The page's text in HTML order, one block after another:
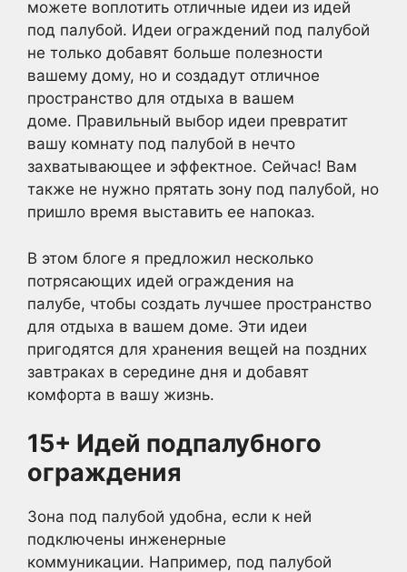
можете воплотить отличные идеи из идей
под палубой. Идеи ограждений под палубой
не только добавят больше полезности
вашему дому, но и создадут отличное
пространство для отдыха в вашем
доме. Правильный выбор идеи превратит
вашу комнату под палубой в нечто
захватывающее и эффектное. Сейчас! Вам
также не нужно прятать зону под палубой, но
пришло время выставить ее напоказ.
В этом блоге я предложил несколько
потрясающих идей ограждения на
палубе, чтобы создать лучшее пространство
для отдыха в вашем доме. Эти идеи
пригодятся для хранения вещей на поздних
завтраках в середине дня и добавят
комфорта в вашу жизнь.
15+ Идей подпалубного
ограждения
Зона под палубой удобна, если к ней
подключены инженерные
коммуникации. Например, под палубой